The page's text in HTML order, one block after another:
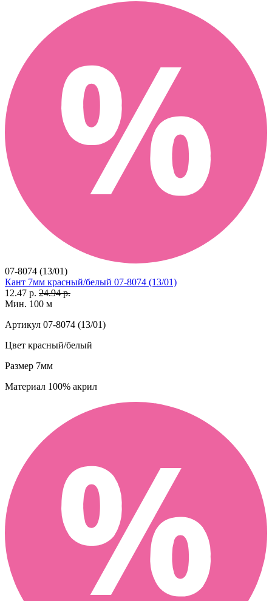
07-8074 (13/01)
Кант 7мм красный/белый 07-8074 (13/01)
12.47 р. 24.94 р.
Мин. 100 м
Артикул 07-8074 (13/01)
Цвет красный/белый
Размер 7мм
Материал 100% акрил